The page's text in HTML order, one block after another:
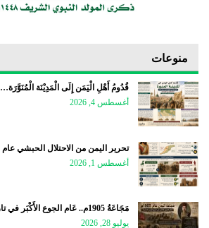
منوعات
قُدُومُ أَهْلِ الْيَمَن إِلَى الْمَدِيْنَة الْمُنَوَّرَة…
أغسطس 4, 2026
تحرير اليمن من الاحتلال الحبشي عام 572م. معركة غَيْمَان..…
أغسطس 1, 2026
مَجَاعَةُ 1905م.. عَام الجوع الأَكْبَر في تاريخ اليمن…
يوليو 28, 2026